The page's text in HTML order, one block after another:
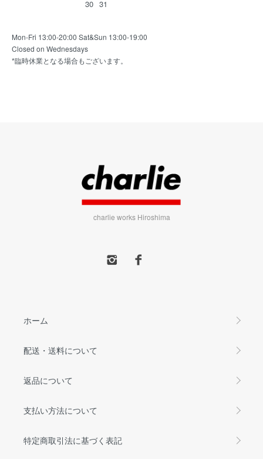
30 31
Mon-Fri 13:00-20:00 Sat&Sun 13:00-19:00
Closed on Wednesdays
*臨時休業となる場合もございます。
charlie works Hiroshima
ホーム
配送・送料について
返品について
支払い方法について
特定商取引法に基づく表記